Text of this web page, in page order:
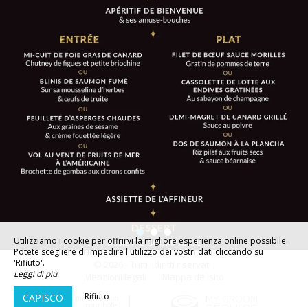
Agence de communication
Utilizziamo i cookie per offrirvi la migliore esperienza online possibile.
Potete scegliere di impedire l'utilizzo dei vostri dati cliccando su
'Rifiuto'.
Leggi di più
CAPISCO Rifiuto